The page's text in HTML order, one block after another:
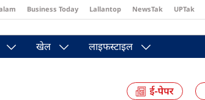
Business Today Lallantop NewsTak UPTak
खेल लाइफस्टाइल